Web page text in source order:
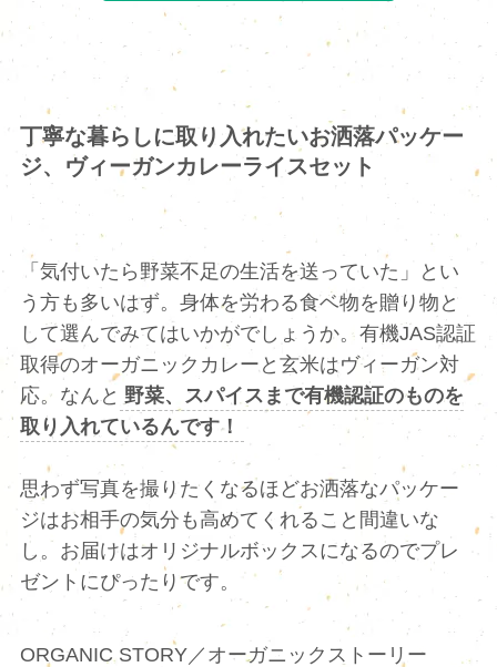
丁寧な暮らしに取り入れたいお洒落パッケー
ジ、ヴィーガンカレーライスセット
「気付いたら野菜不足の生活を送っていた」とい
う方も多いはず。身体を労わる食ベ物を贈り物と
して選んでみてはいかがでしょうか。有機JAS認証
取得のオーガニックカレーと玄米はヴィーガン対
応。なんと 野菜、スパイスまで有機認証のものを
取り入れているんです！
思わず写真を撮りたくなるほどお洒落なパッケー
ジはお相手の気分も高めてくれること間違いな
し。お届けはオリジナルボックスになるのでプレ
ゼントにぴったりです。
ORGANIC STORY／オーガニックストーリー